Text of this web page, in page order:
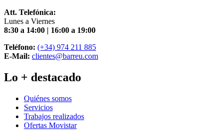
Att. Telefónica:
Lunes a Viernes
8:30 a 14:00 | 16:00 a 19:00
Teléfono: (+34) 974 211 885
E-Mail: clientes@barreu.com
Lo + destacado
Quiénes somos
Servicios
Trabajos realizados
Ofertas Movistar